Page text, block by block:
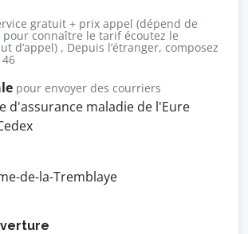
gratuit + prix appel (dépend de
connaître le tarif écoutez le
d’appel) , Depuis l’étranger, composez
pour envoyer des courriers
d'assurance maladie de l'Eure
de-la-Tremblaye